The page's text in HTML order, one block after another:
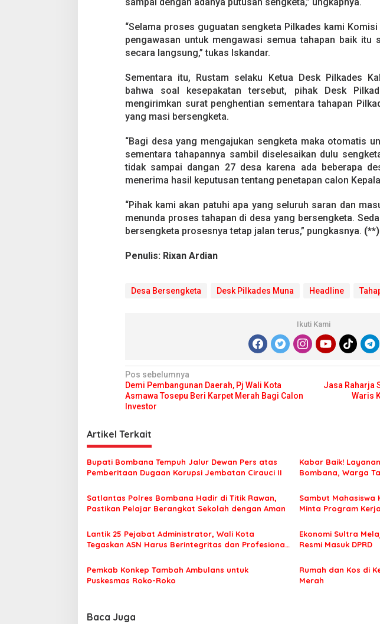
“Selama proses guguatan sengketa Pilkades kami
pengawasan untuk mengawasi semua tahapan baik itu
secara langsung,” tukas Iskandar.
Sementara itu, Rustam selaku Ketua Desk Pilkades
bahwa soal kesepakatan tersebut, pihak Desk
mengirimkan surat penghentian sementara tahapan
yang masi bersengketa.
“Bagi desa yang mengajukan sengketa maka otomatis
sementara tahapannya sambil diselesaikan dulu
tidak sampai dangan 27 desa karena ada beberapa
menerima hasil keputusan tentang penetapan calon
“Pihak kami akan patuhi apa yang seluruh saran dan
menunda proses tahapan di desa yang bersengketa.
bersengketa prosesnya tetap jalan terus,” pungkasnya. (**)
Penulis: Rixan Ardian
Desa Bersengketa Desk Pilkades Muna Headline
Ikuti Kami
N
a
v
i
g
a
s
i
p
s
Pos sebelumnya
Demi Pembangunan Daerah, Pj Wali Kota
Asmawa Tosepu Beri Karpet Merah Bagi Calon
Investor
Jasa Raharja
Waris
Artikel Terkait
Bupati Bombana Tempuh Jalur Dewan Pers atas
Pemberitaan Dugaan Korupsi Jembatan Cirauci II
Kabar Baik!
Bombana, Warga
Satlantas Polres Bombana Hadir di Titik Rawan,
Pastikan Pelajar Berangkat Sekolah dengan Aman
Sambut Mahasiswa
Minta Program
Lantik 25 Pejabat Administrator, Wali Kota
Tegaskan ASN Harus Berintegritas dan Profesional
Ekonomi Sultra
Resmi Masuk DPRD
Pemkab Konkep Tambah Ambulans untuk
Puskesmas Roko-Roko
Rumah dan Kos di
Merah
Baca Juga